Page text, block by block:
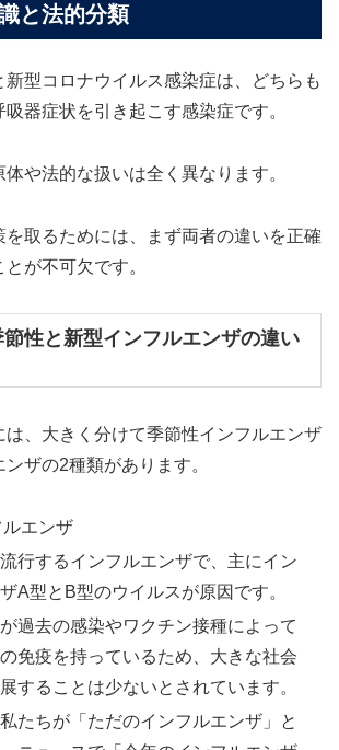
と法的分類
新型コロナウイルス感染症は、どちらも
器症状を引き起こす感染症です。
や法的な扱いは全く異なります。
を取るためには、まず両者の違いを正確
が不可欠です。
性と新型インフルエンザの違い
は、大きく分けて季節性インフルエンザ
ザの2種類があります。
エンザ
行するインフルエンザで、主にイン
A型とB型のウイルスが原因です。
過去の感染やワクチン接種によって
免疫を持っているため、大きな社会
することは少ないとされています。
たちが「ただのインフルエンザ」と